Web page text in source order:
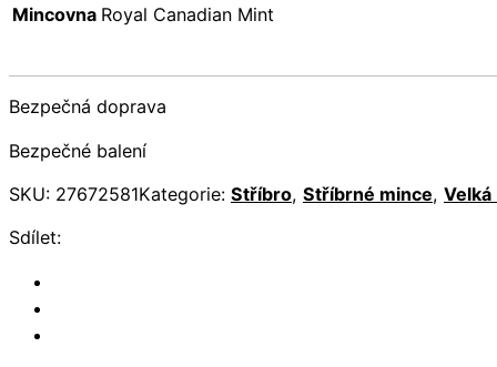
Mincovna Royal Canadian Mint
Bezpečná doprava
Bezpečné balení
SKU: 27672581Kategorie: Stříbro, Stříbrné mince, Velká
Sdílet: